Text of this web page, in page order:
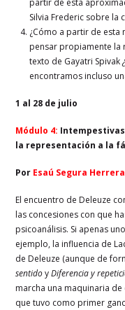
Silvia Frederic sobre la
¿Cómo a partir de
pensar propiamente la
texto de Gayatri Spivak
encontramos incluso
1 al 28 de julio
Módulo 4:
la representación a la
Por Esaú Segura Herrera
El encuentro de Deleuze
las concesiones con que
psicoanálisis. Si apenas
ejemplo, la influencia de
de Deleuze (aunque de
sentidoyDiferencia y
marcha una maquinaria
que tuvo como primer